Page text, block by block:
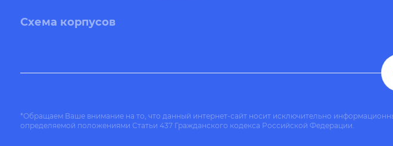
Схема корпусов
*Обращаем Ваше внимание на то, что данный интернет-сайт носит исключительно
определяемой положениями Статьи 437 Гражданского кодекса Российской Федерации.